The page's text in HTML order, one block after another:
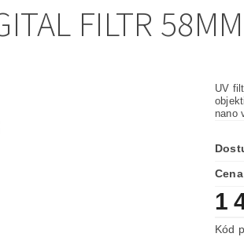
FILTR
UV
nano
Cena
1
Kód